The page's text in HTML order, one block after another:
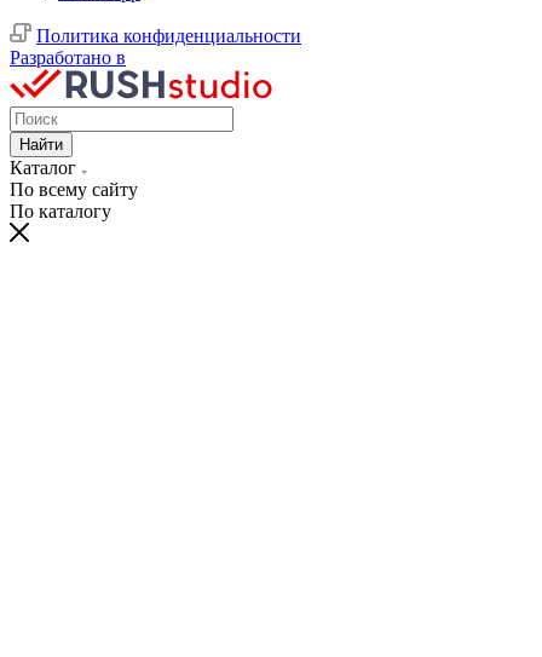
Политика конфиденциальности
Разработано в
Найти
Каталог
По всему сайту
По каталогу